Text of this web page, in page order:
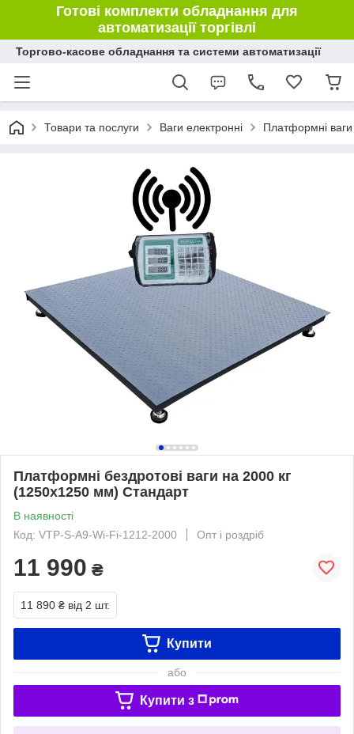
Готові комплекти обладнання для
автоматизації торгівлі
Торгово-касове обладнання та системи автоматизації
Товари та послуги Ваги електронні Платформні ваги
Платформні бездротові ваги на 2000 кг
(1250х1250 мм) Стандарт
В наявності
Код: VTP-S-A9-Wi-Fi-1212-2000
Опт і роздріб
11 990 ₴
11 890 ₴ від 2 шт.
Купити
або
Купити з